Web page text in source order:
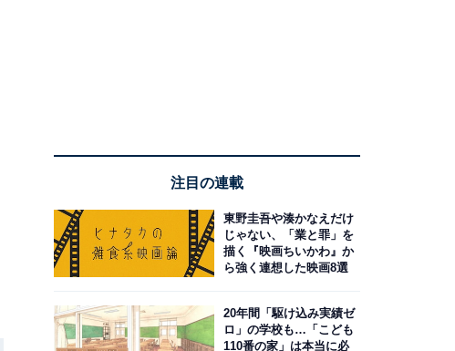
注目の連載
東野圭吾や湊かなえだけ
じゃない、「業と罪」を
描く『映画ちいかわ』か
ら強く連想した映画8選
20年間「駆け込み実績ゼ
ロ」の学校も…「こども
110番の家」は本当に必